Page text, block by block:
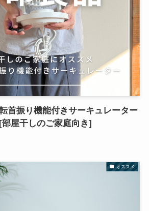
首振り機能付きサーキュレーター
屋干しのご家庭向き]
オススメ